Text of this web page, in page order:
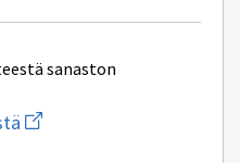
sanaston
Aloita
uuden